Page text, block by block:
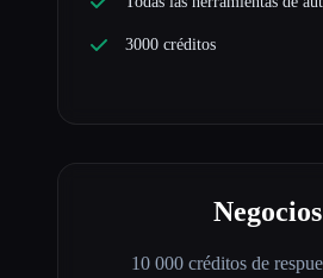
3000 créditos
Negocios
10 000 créditos de